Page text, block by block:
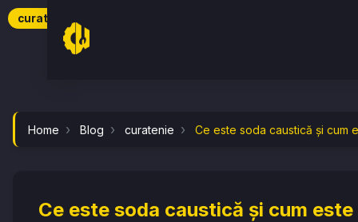
Home Blog curatenie Ce este soda caustică și cum
Ce este soda caustică și cum
curatenie